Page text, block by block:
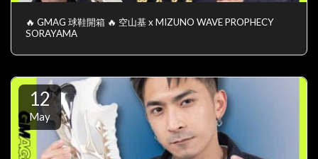
🔥 GMAG 球鞋開箱 🔥 空山基 x MIZUNO WAVE PROPHECY
SORAYAMA
12
May